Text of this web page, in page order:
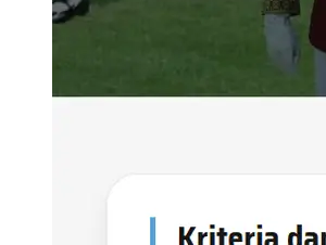
Artikel Lainnya: